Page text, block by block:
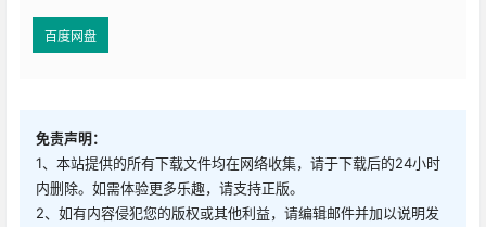
百度网盘
免责声明：
1、本站提供的所有下载文件均在网络收集，请于下载后的24小时
内删除。如需体验更多乐趣，请支持正版。
2、如有内容侵犯您的版权或其他利益，请编辑邮件并加以说明发